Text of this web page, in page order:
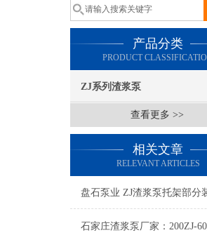
产品分类
PRODUCT
ZJ系列渣浆泵
查看更多 >>
相关文章
RELEVANT ARTICLES
盘石泵业 ZJ渣浆泵托架部分